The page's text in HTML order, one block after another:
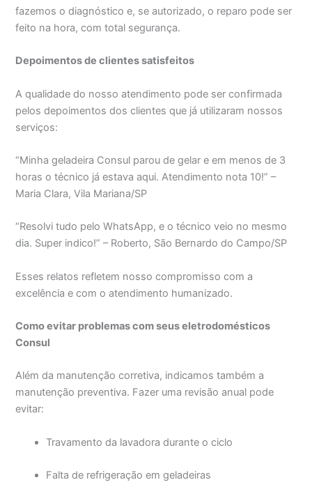
fazemos o diagnóstico e, se autorizado, o reparo pode ser
feito na hora, com total segurança.
Depoimentos de clientes satisfeitos
A qualidade do nosso atendimento pode ser confirmada
pelos depoimentos dos clientes que já utilizaram nossos
serviços:
“Minha geladeira Consul parou de gelar e em menos de 3
horas o técnico já estava aqui. Atendimento nota 10!” –
Maria Clara, Vila Mariana/SP
“Resolvi tudo pelo WhatsApp, e o técnico veio no mesmo
dia. Super indico!” – Roberto, São Bernardo do Campo/SP
Esses relatos refletem nosso compromisso com a
excelência e com o atendimento humanizado.
Como evitar problemas com seus eletrodomésticos
Consul
Além da manutenção corretiva, indicamos também a
manutenção preventiva. Fazer uma revisão anual pode
evitar:
Travamento da lavadora durante o ciclo
Falta de refrigeração em geladeiras